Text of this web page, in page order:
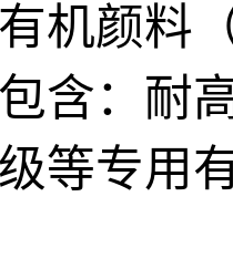
机颜料
含：耐
等专用